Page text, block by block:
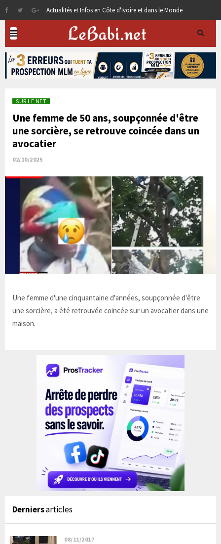
Actualités et Infos en Côte d'Ivoire et dans le Monde
SUR LE NET
Une femme de 50 ans, soupçonnée d'être
une sorcière, se retrouve coincée dans un
avocatier
02/10/2025
Une femme d'une cinquantaine d'années, soupçonnée d'être
une sorcière, a été retrouvée coincée sur un avocatier dans une
maison.
Derniersarticles
08/11/2017